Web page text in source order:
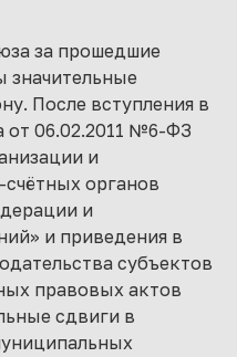
за прошедшие
значительные
После вступления в
от 06.02.2011 №6-ФЗ
и
органов
и
и приведения в
субъектов
правовых актов
сдвиги в